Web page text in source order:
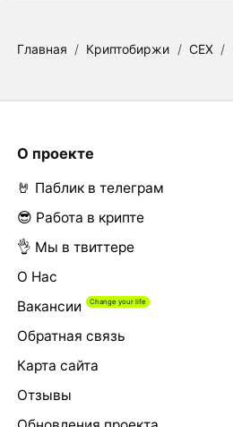
Главная / Криптобиржи / CEX /
О проекте
🤘 Паблик в телеграм
😎 Работа в крипте
👌 Мы в твиттере
О Нас
Вакансии
Обратная связь
Карта сайта
Отзывы